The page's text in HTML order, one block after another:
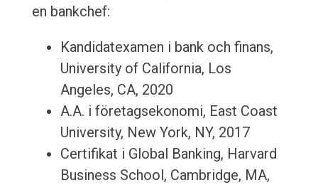
en bankchef:
Kandidatexamen i bank och finans,
University of California, Los
Angeles, CA, 2020
A.A. i företagsekonomi, East Coast
University, New York, NY, 2017
Certifikat i Global Banking, Harvard
Business School, Cambridge, MA,